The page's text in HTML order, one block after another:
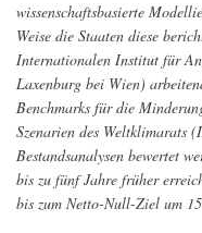
wissenschaftsbasierte
Weise die Staaten diese
Internationalen Institut für
Laxenburg bei Wien)
Benchmarks für die
Szenarien des Weltklimarats
Bestandsanalysen bewertet
bis zu fünf Jahre früher
bis zum Netto-Null-Ziel um